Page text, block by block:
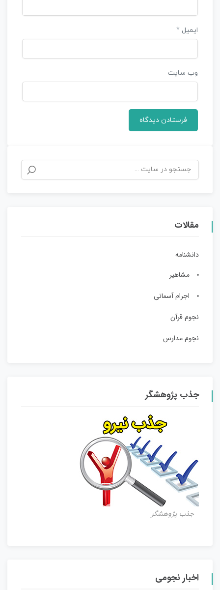
ایمیل *
وب‌ سایت
مقالات
دانشنامه
مشاهیر
اجرام آسمانی
نجوم قرآن
نجوم مدارس
جذب پژوهشگر
جذب پژوهشگر
اخبار نجومی